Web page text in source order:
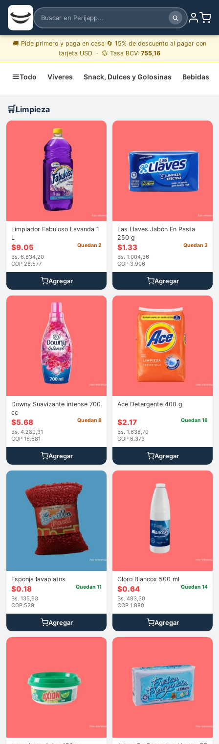
🚚 Pide primero y paga en casa 🔄 15% de descuento al pagar con
tarjeta USD · 💱 Tasa BCV: 755,16
Todo Víveres Snack, Dulces y Golosinas Bebidas
🛒Limpieza
Limpiador Fabuloso Lavanda 1
L
$9.05
Bs. 6.834,20
COP 26.577
Quedan 2
Agregar
Las Llaves Jabón En Pasta
250 g
$1.33
Bs. 1.004,36
COP 3.906
Quedan 3
Agregar
Downy Suavizante intense 700
cc
$5.68
Bs. 4.289,31
COP 16.681
Quedan 8
Agregar
Ace Detergente 400 g
$2.17
Bs. 1.638,70
COP 6.373
Quedan 18
Agregar
Esponja lavaplatos
$0.18
Bs. 135,93
COP 529
Quedan 11
Agregar
Cloro Blancox 500 ml
$0.64
Bs. 483,30
COP 1.880
Quedan 14
Agregar